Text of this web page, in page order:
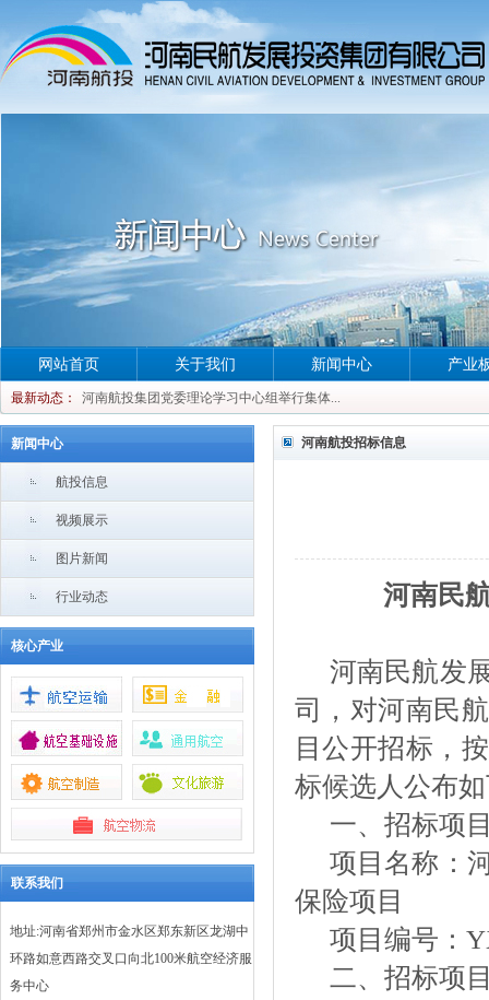
网站首页
最新动态：
河南航投集团党委理论学习中心组举行集体...
河南航投集团党委理论学习中心组举行集体...
河南航投集团党委理论学习中心组举行集体...
河南航投集团党委理论学习中心组举行集体...
关于我们 新闻中心 产业
新闻中心
航投信息
视频展示
图片新闻
行业动态
核心产业
联系我们
地址:河南省郑州市金水区郑东新区龙湖中
环路如意西路交叉口向北100米航空经济服
务中心
河南航投招标信息
河南民
河南民航发
司，对河南民
目公开招标，
标候选人公布
一、招标项
项目名称：
保险项目
项目编号：
二、招标项